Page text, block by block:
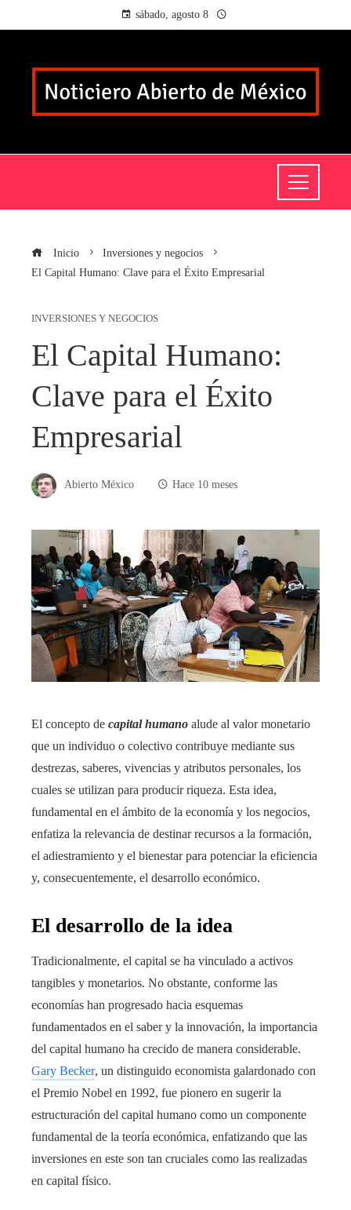
sábado, agosto 8
Inicio
Inversiones y negocios
El Capital Humano: Clave para el Éxito Empresarial
INVERSIONES Y NEGOCIOS
El Capital Humano:
Clave para el Éxito
Empresarial
Abierto México Hace 10 meses
El concepto de capital humano alude al valor monetario
que un individuo o colectivo contribuye mediante sus
destrezas, saberes, vivencias y atributos personales, los
cuales se utilizan para producir riqueza. Esta idea,
fundamental en el ámbito de la economía y los negocios,
enfatiza la relevancia de destinar recursos a la formación,
el adiestramiento y el bienestar para potenciar la eficiencia
y, consecuentemente, el desarrollo económico.
El desarrollo de la idea
Tradicionalmente, el capital se ha vinculado a activos
tangibles y monetarios. No obstante, conforme las
economías han progresado hacia esquemas
fundamentados en el saber y la innovación, la importancia
del capital humano ha crecido de manera considerable.
Gary Becker, un distinguido economista galardonado con
el Premio Nobel en 1992, fue pionero en sugerir la
estructuración del capital humano como un componente
fundamental de la teoría económica, enfatizando que las
inversiones en este son tan cruciales como las realizadas
en capital físico.